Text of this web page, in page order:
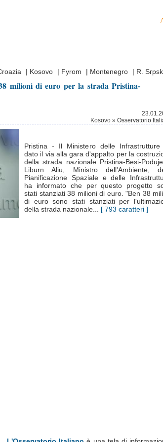
| Kosovo | Fyrom | Montenegro | R.
milioni di euro per la strada Pristina-
Kosovo » Osservatorio
Pristina - Il Ministero delle Infrastrutture
dato il via alla gara d'appalto per la
della strada nazionale Pristina-Besi-
Liburn Aliu, Ministro dell'Ambiente,
Pianificazione Spaziale e delle
ha informato che per questo progetto
stati stanziati 38 milioni di euro. "Ben 38
di euro sono stati stanziati per
della strada nazionale... [ 793 caratteri ]